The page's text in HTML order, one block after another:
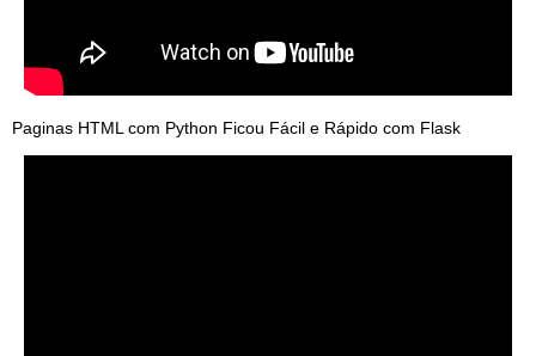
Paginas HTML com Python Ficou Fácil e Rápido com Flask